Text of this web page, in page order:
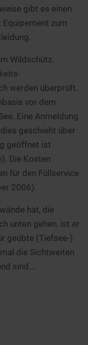
gibt es einen
zum
Wildschütz.
werden überprüft.
vor dem
Eine Anmeldung
geschieht über
geöffnet ist
Die Kosten
für den Füllservice
2006).
hat, die
unten gehen, ist er
geübte (Tiefsee-)
die Sichtweiten
sind...